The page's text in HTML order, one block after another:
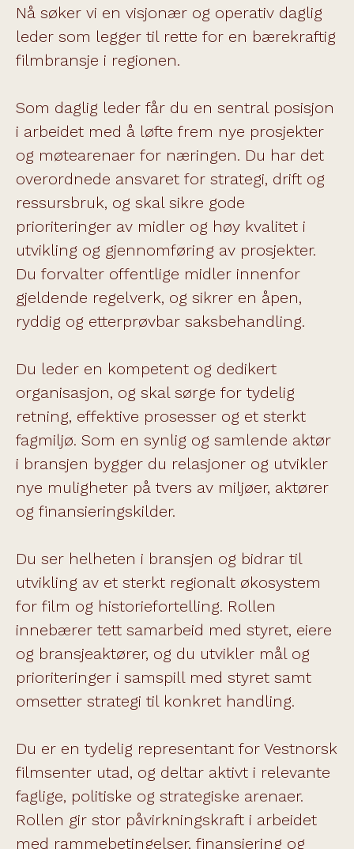
Nå søker vi en visjonær og operativ daglig
leder som legger til rette for en bærekraftig
filmbransje i regionen.
Som daglig leder får du en sentral posisjon
i arbeidet med å løfte frem nye prosjekter
og møtearenaer for næringen. Du har det
overordnede ansvaret for strategi, drift og
ressursbruk, og skal sikre gode
prioriteringer av midler og høy kvalitet i
utvikling og gjennomføring av prosjekter.
Du forvalter offentlige midler innenfor
gjeldende regelverk, og sikrer en åpen,
ryddig og etterprøvbar saksbehandling.
Du leder en kompetent og dedikert
organisasjon, og skal sørge for tydelig
retning, effektive prosesser og et sterkt
fagmiljø. Som en synlig og samlende aktør
i bransjen bygger du relasjoner og utvikler
nye muligheter på tvers av miljøer, aktører
og finansieringskilder.
Du ser helheten i bransjen og bidrar til
utvikling av et sterkt regionalt økosystem
for film og historiefortelling. Rollen
innebærer tett samarbeid med styret, eiere
og bransjeaktører, og du utvikler mål og
prioriteringer i samspill med styret samt
omsetter strategi til konkret handling.
Du er en tydelig representant for Vestnorsk
filmsenter utad, og deltar aktivt i relevante
faglige, politiske og strategiske arenaer.
Rollen gir stor påvirkningskraft i arbeidet
med rammebetingelser, finansiering og